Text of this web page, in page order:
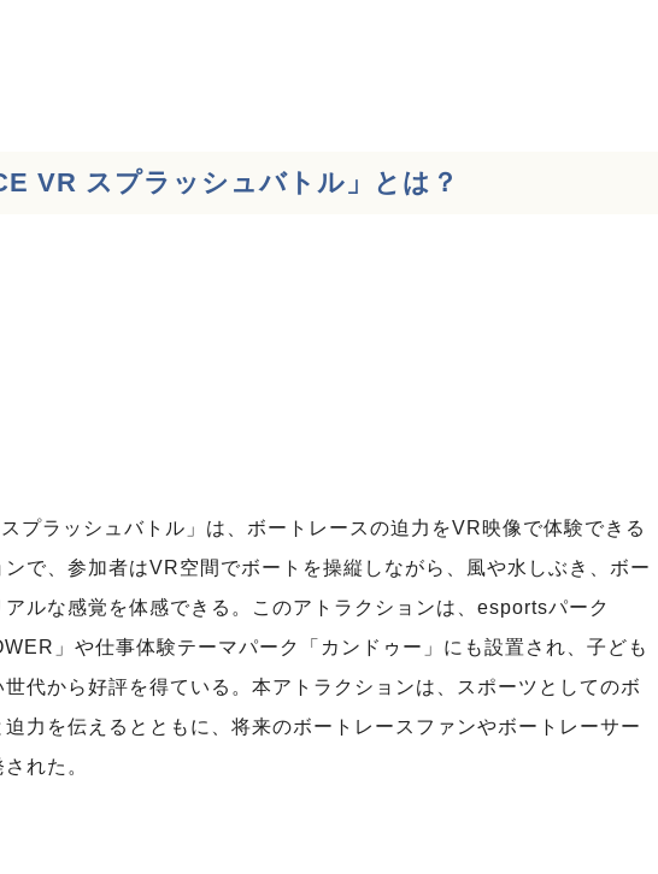
VR スプラッシュバトル」とは ？
プラッシュバトル」は、ボートレースの迫力をVR映像で体験できる
で、参加者はVR空間でボートを操縦しながら、風や水しぶき、ボー
アルな感覚を体感できる。このアトラクションは、esportsパーク
」や仕事体験テーマパーク「カンドゥー」にも設置され、子ども
代から好評を得ている。本アトラクションは、スポーツとしてのボ
力を伝えるとともに、将来のボートレースファンやボートレーサー
れた。